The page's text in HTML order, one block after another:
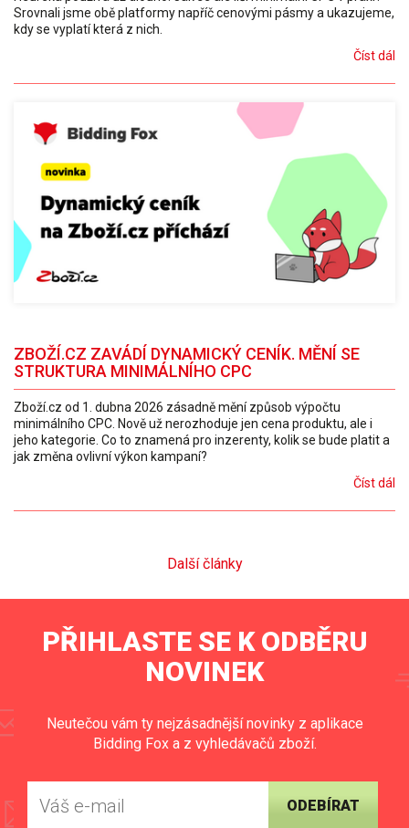
Srovnali jsme obě platformy napříč cenovými pásmy a ukazujeme,
kdy se vyplatí která z nich.
Číst dál
ZBOŽÍ.CZ ZAVÁDÍ DYNAMICKÝ CENÍK. MĚNÍ SE
STRUKTURA MINIMÁLNÍHO CPC
Zboží.cz od 1. dubna 2026 zásadně mění způsob výpočtu
minimálního CPC. Nově už nerozhoduje jen cena produktu, ale i
jeho kategorie. Co to znamená pro inzerenty, kolik se bude platit a
jak změna ovlivní výkon kampaní?
Číst dál
Další články
PŘIHLASTE SE K ODBĚRU
NOVINEK
Neutečou vám ty nejzásadnější novinky z aplikace
Bidding Fox a z vyhledávačů zboží.
ODEBÍRAT